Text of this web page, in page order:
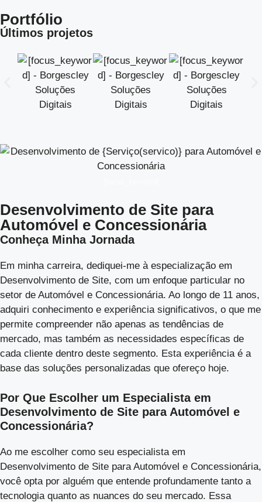
Portfólio
Últimos projetos
Desenvolvimento de Site para
Automóvel e Concessionária
Conheça Minha Jornada
Em minha carreira, dediquei-me à especialização em
Desenvolvimento de Site, com um enfoque particular no
setor de Automóvel e Concessionária. Ao longo de 11 anos,
adquiri conhecimento e experiência significativos, o que me
permite compreender não apenas as tendências de
mercado, mas também as necessidades específicas de
cada cliente dentro deste segmento. Esta experiência é a
base das soluções personalizadas que ofereço hoje.
Por Que Escolher um Especialista em
Desenvolvimento de Site para Automóvel e
Concessionária?
Ao me escolher como seu especialista em
Desenvolvimento de Site para Automóvel e Concessionária,
você opta por alguém que entende profundamente tanto a
tecnologia quanto as nuances do seu mercado. Essa